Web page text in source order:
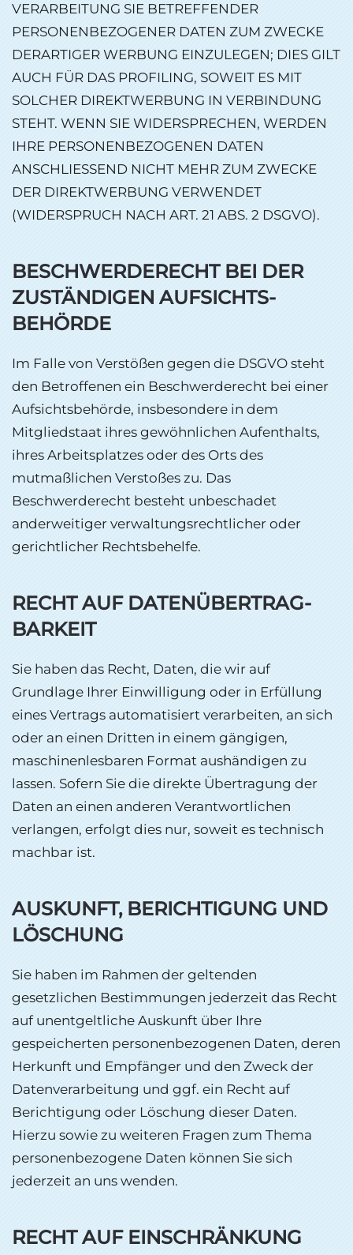
VERARBEITUNG SIE BETREFFENDER
PERSONENBEZOGENER DATEN ZUM ZWECKE
DERARTIGER WERBUNG EINZULEGEN; DIES GILT
AUCH FÜR DAS PROFILING, SOWEIT ES MIT
SOLCHER DIREKTWERBUNG IN VERBINDUNG
STEHT. WENN SIE WIDERSPRECHEN, WERDEN
IHRE PERSONENBEZOGENEN DATEN
ANSCHLIESSEND NICHT MEHR ZUM ZWECKE
DER DIREKTWERBUNG VERWENDET
(WIDERSPRUCH NACH ART. 21 ABS. 2 DSGVO).
BESCHWERDE­RECHT BEI DER
ZUSTÄNDIGEN AUFSICHTS­
BEHÖRDE
Im Falle von Verstößen gegen die DSGVO steht
den Betroffenen ein Beschwerderecht bei einer
Aufsichtsbehörde, insbesondere in dem
Mitgliedstaat ihres gewöhnlichen Aufenthalts,
ihres Arbeitsplatzes oder des Orts des
mutmaßlichen Verstoßes zu. Das
Beschwerderecht besteht unbeschadet
anderweitiger verwaltungsrechtlicher oder
gerichtlicher Rechtsbehelfe.
RECHT AUF DATEN­ÜBERTRAG­
BARKEIT
Sie haben das Recht, Daten, die wir auf
Grundlage Ihrer Einwilligung oder in Erfüllung
eines Vertrags automatisiert verarbeiten, an sich
oder an einen Dritten in einem gängigen,
maschinenlesbaren Format aushändigen zu
lassen. Sofern Sie die direkte Übertragung der
Daten an einen anderen Verantwortlichen
verlangen, erfolgt dies nur, soweit es technisch
machbar ist.
AUSKUNFT, BERICHTIGUNG UND
LÖSCHUNG
Sie haben im Rahmen der geltenden
gesetzlichen Bestimmungen jederzeit das Recht
auf unentgeltliche Auskunft über Ihre
gespeicherten personenbezogenen Daten, deren
Herkunft und Empfänger und den Zweck der
Datenverarbeitung und ggf. ein Recht auf
Berichtigung oder Löschung dieser Daten.
Hierzu sowie zu weiteren Fragen zum Thema
personenbezogene Daten können Sie sich
jederzeit an uns wenden.
RECHT AUF EINSCHRÄNKUNG